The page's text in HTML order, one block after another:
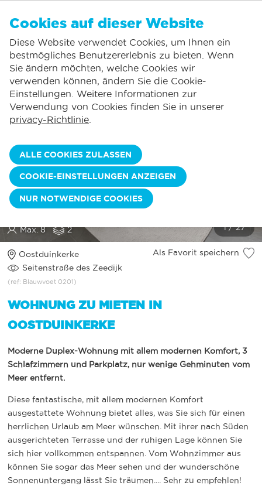
Preise inklusive Verbrauch*
Lokaler Service
Größtes Angebot an Ferienunterkünften
Flexible Anreisetage
Sie können Unterkünfte zu Ihren Favoriten hinzufügen, indem Sie auf die
klicken.
De Panne:
St.-Idesbald:
Koksijde:
Oostduinkerke:
Nieuwpoort:
Blankenberge:
Knokke-Heist:
BLAUWVOET 0201 MIT
PARKPLATZ
Duplex-Wohnung mit 3 Schlafzimmern zu mieten in
Oostduinkerke |Südterrasse | nur wenige Gehminuten vom
Max. 8
2
Oostduinkerke
Seitenstraße des Zeedijk
(ref: Blauwvoet 0201)
Als Favorit speichern
WOHNUNG ZU MIETEN IN
OOSTDUINKERKE
Moderne Duplex-Wohnung mit allem modernen Komfort, 3
Schlafzimmern und Parkplatz, nur wenige Gehminuten vom
Meer entfernt.
Diese fantastische, mit allem modernen Komfort
ausgestattete Wohnung bietet alles, was Sie sich für einen
herrlichen Urlaub am Meer wünschen. Mit ihrer nach Süden
ausgerichteten Terrasse und der ruhigen Lage können Sie
sich hier vollkommen entspannen. Vom Wohnzimmer aus
können Sie sogar das Meer sehen und der wunderschöne
Sonnenuntergang lässt Sie träumen.... Sehr zu empfehlen!
Cookies auf dieser Website
Diese Website verwendet Cookies, um Ihnen ein
bestmögliches Benutzererlebnis zu bieten. Wenn
Sie ändern möchten, welche Cookies wir
verwenden können, ändern Sie die Cookie-
Einstellungen. Weitere Informationen zur
Verwendung von Cookies finden Sie in unserer
privacy-Richtlinie
ALLE COOKIES ZULASSEN
COOKIE-EINSTELLUNGEN ANZEIGEN
NUR NOTWENDIGE COOKIES